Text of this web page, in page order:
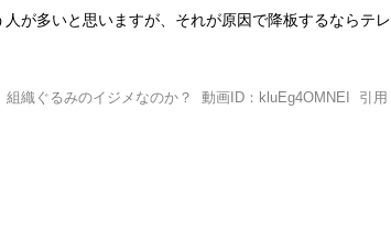
が多いと思いますが、それが原因で降板するならテレ
織ぐるみのイジメなのか？ 動画ID：kluEg4OMNEI 引用